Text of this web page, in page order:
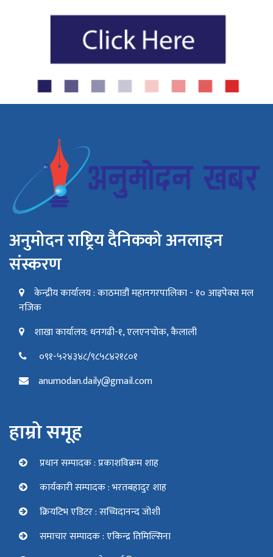
अनुमोदन राष्ट्रिय दैनिकको अनलाइन
संस्करण
केन्द्रीय कार्यालय : काठमाडौं महानगरपालिका - १० आइपेक्स मल
नजिक
शाखा कार्यालय: धनगढी-१, एलएनचोक, कैलाली
०९१-५२४३४८/९८५८४२१८०१
anumodan.daily@gmail.com
हाम्रो समूह
प्रधान सम्पादक : प्रकाशविक्रम शाह
कार्यकारी सम्पादक : भरतबहादुर शाह
क्रियटिभ एडिटर : सच्चिदानन्द जोशी
समाचार सम्पादक : एकिन्द्र तिमिल्सिना